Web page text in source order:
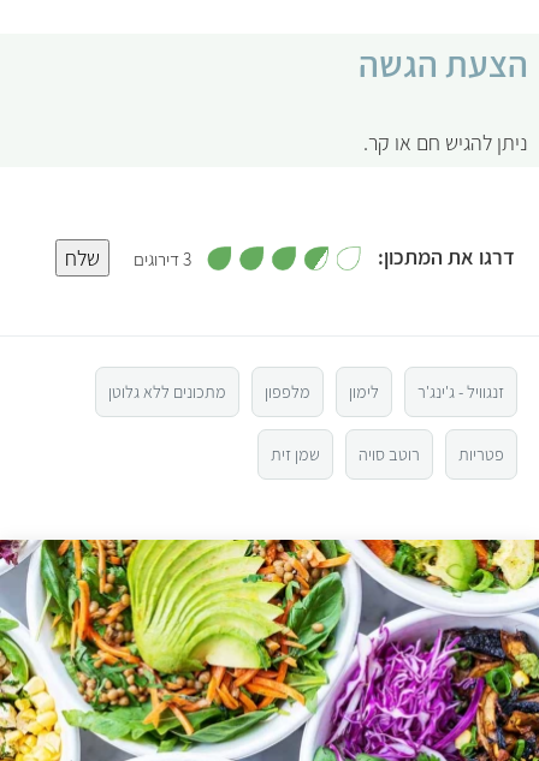
הצעת הגשה
ניתן להגיש חם או קר.
דרגו את המתכון:
3
2
1
3 דירוגים 3
ך
5
שלח
זנגוויל - ג'ינג'ר לימון מלפפון מתכונים ללא גלוטן
פטריות רוטב סויה שמן זית